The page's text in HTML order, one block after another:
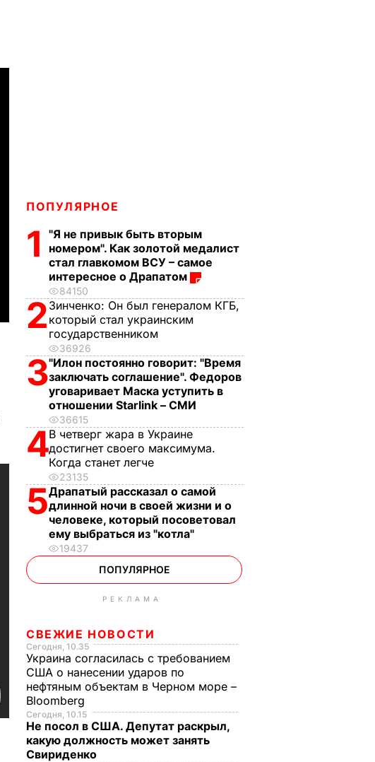
ПОПУЛЯРНОЕ
1
"Я не привык быть вторым
номером". Как золотой медалист
стал главкомом ВСУ – самое
интересное о Драпатом
84150
2 Зинченко: Он был генералом КГБ,
который стал украинским
государственником
36926
3"Илон постоянно говорит: "Время
заключать соглашение". Федоров
уговаривает Маска уступить в
отношении Starlink – СМИ
36615
4В четверг жара в Украине
достигнет своего максимума.
Когда станет легче
23135
5Драпатый рассказал о самой
длинной ночи в своей жизни и о
человеке, который посоветовал
ему выбраться из "котла"
19437
ПОПУЛЯРНОЕ
РЕКЛАМА
СВЕЖИЕ НОВОСТИ
Сегодня, 10.35
Украина согласилась с требованием
США о нанесении ударов по
нефтяным объектам в Черном море –
Bloomberg
Сегодня, 10.15
Не посол в США. Депутат раскрыл,
какую должность может занять
Свириденко